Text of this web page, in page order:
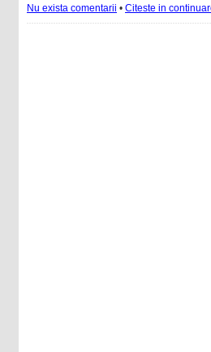
Nu exista comentarii • Citeste in